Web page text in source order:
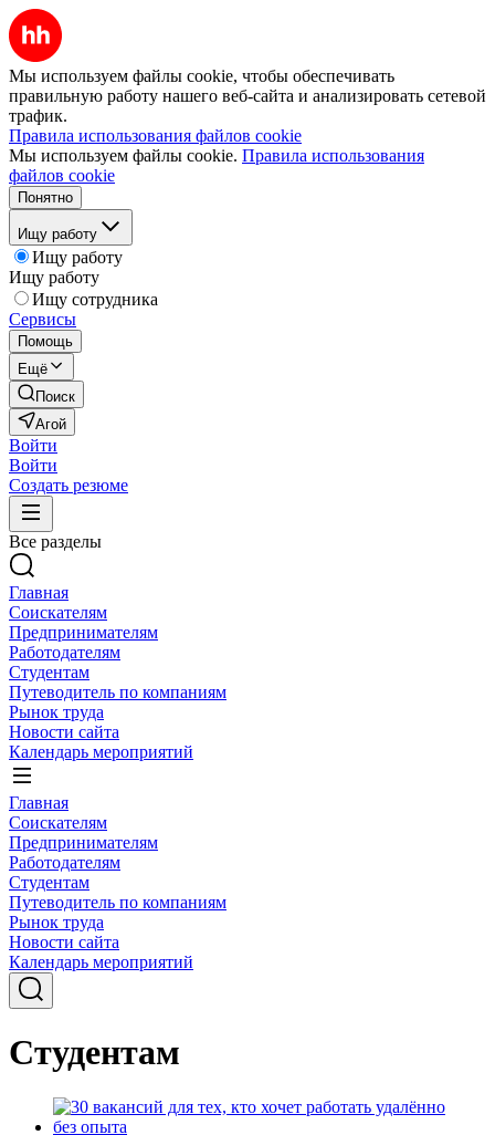
Мы используем файлы cookie, чтобы обеспечивать
правильную работу нашего веб-сайта и анализировать сетевой
трафик.
Правила использования файлов cookie
Мы используем файлы cookie. Правила использования
файлов cookie
Понятно
Ищу работу
Ищу работу
Ищу работу
Ищу сотрудника
Сервисы
Помощь
Ещё
Поиск
Агой
Войти
Войти
Создать резюме
Все разделы
Главная
Соискателям
Предпринимателям
Работодателям
Студентам
Путеводитель по компаниям
Рынок труда
Новости сайта
Календарь мероприятий
Главная
Соискателям
Предпринимателям
Работодателям
Студентам
Путеводитель по компаниям
Рынок труда
Новости сайта
Календарь мероприятий
Студентам